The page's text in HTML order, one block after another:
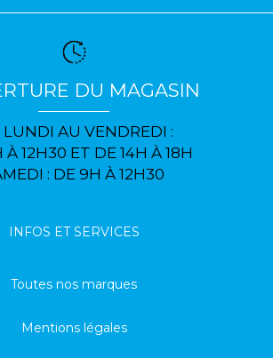
DU MAGASIN
AU VENDREDI :
À 12H30 ET DE 14H À 18H
: DE 9H À 12H30
INFOS ET SERVICES
Toutes nos marques
Mentions légales